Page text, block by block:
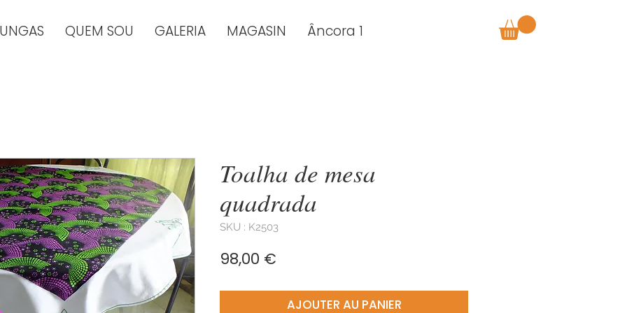
QUEM SOU GALERIA MAGASIN Âncora 1
Toalha de mesa
quadrada
SKU : K2503
98,00 €
AJOUTER AU PANIER